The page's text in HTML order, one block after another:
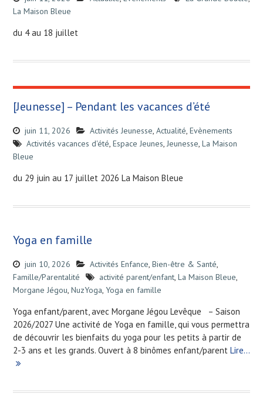
La Maison Bleue
du 4 au 18 juillet
[Jeunesse] – Pendant les vacances d’été
juin 11, 2026 Activités Jeunesse, Actualité, Evènements
Activités vacances d'été, Espace Jeunes, Jeunesse, La Maison
Bleue
du 29 juin au 17 juillet 2026 La Maison Bleue
Yoga en famille
juin 10, 2026 Activités Enfance, Bien-être & Santé,
Famille/Parentalité
activité parent/enfant, La Maison Bleue,
Morgane Jégou, NuzYoga, Yoga en famille
Yoga enfant/parent, avec Morgane Jégou Levêque – Saison
2026/2027 Une activité de Yoga en famille, qui vous permettra
de découvrir les bienfaits du yoga pour les petits à partir de
2-3 ans et les grands. Ouvert à 8 binômes enfant/parent Lire…